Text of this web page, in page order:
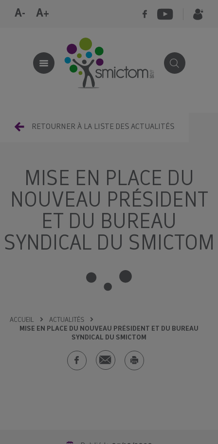
A- A+
RETOURNER À LA LISTE DES ACTUALITÉS
MISE EN PLACE DU
NOUVEAU PRÉSIDENT
ET DU BUREAU
SYNDICAL DU SMICTOM
ACCUEIL
ACTUALITÉS
MISE EN PLACE DU NOUVEAU PRÉSIDENT ET DU BUREAU
SYNDICAL DU SMICTOM